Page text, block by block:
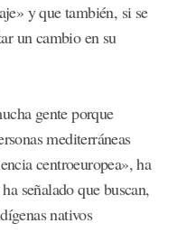
y que también, si se
un cambio en su
gente porque
mediterráneas
centroeuropea», ha
señalado que buscan,
nativos